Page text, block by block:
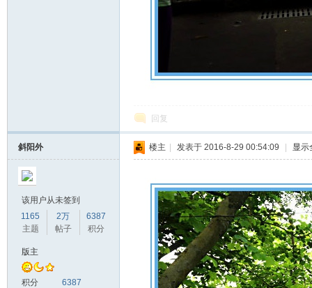
回复
斜阳外
该用户从未签到
1165
主题
2万
帖子
6387
积分
版主
积分 6387
楼主 发表于 2016-8-29 00:54:09 显示